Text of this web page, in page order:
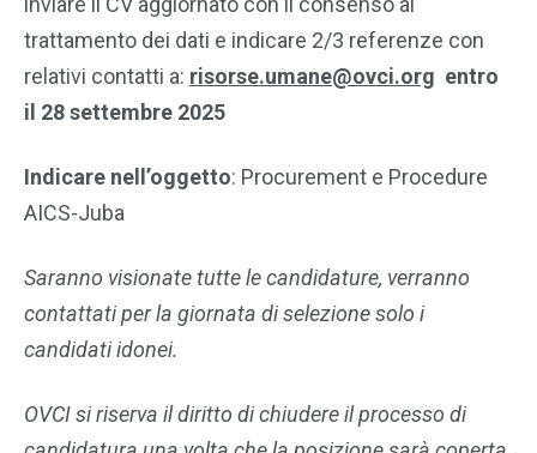
trattamento dei dati e indicare 2/3 referenze con
relativi contatti a: risorse.umane@ovci.org entro
il 28 settembre 2025
Indicare nell’oggetto: Procurement e Procedure
AICS-Juba
Saranno visionate tutte le candidature, verranno
contattati per la giornata di selezione solo i
candidati idonei.
OVCI si riserva il diritto di chiudere il processo di